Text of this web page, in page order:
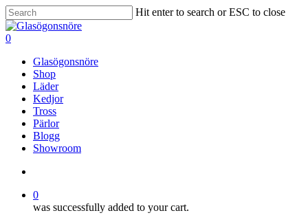
Skip
to
main
Hit enter to search or ESC to close
Close
Search
search
0
Glasögonsnöre
Shop
Läder
Kedjor
Tross
Pärlor
Blogg
Showroom
0
was successfully added to your cart.